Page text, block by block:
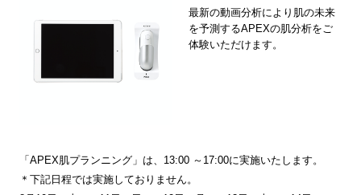
最新の動画分析により肌の未来
を予測するAPEXの肌分析をご
体験いただけます。
「APEX肌プランニング」は、13:00 ～17:00に実施いたします。
＊下記日程では実施しておりません。